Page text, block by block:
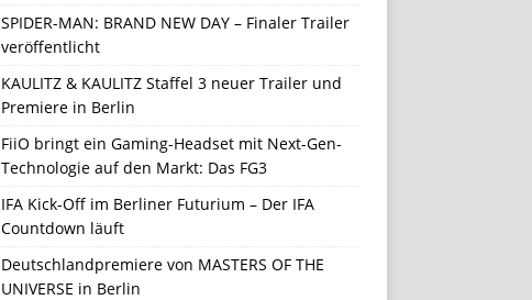
SPIDER-MAN: BRAND NEW DAY – Finaler Trailer
veröffentlicht
KAULITZ & KAULITZ Staffel 3 neuer Trailer und
Premiere in Berlin
FiiO bringt ein Gaming-Headset mit Next-Gen-
Technologie auf den Markt: Das FG3
IFA Kick-Off im Berliner Futurium – Der IFA
Countdown läuft
Deutschlandpremiere von MASTERS OF THE
UNIVERSE in Berlin